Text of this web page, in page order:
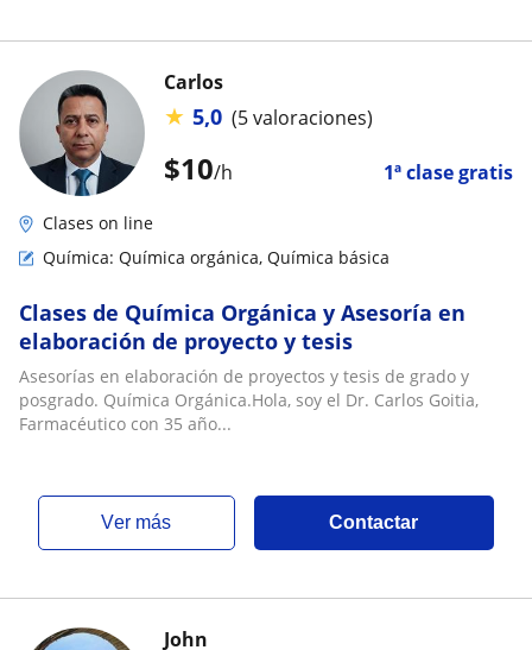
$10/h 1ª clase gratis
Carlos
★ 5,0 (5 valoraciones)
Clases on line
Química: Química orgánica, Química básica
Clases de Química Orgánica y Asesoría en
elaboración de proyecto y tesis
Asesorías en elaboración de proyectos y tesis de grado y
posgrado. Química Orgánica.Hola, soy el Dr. Carlos Goitia,
Farmacéutico con 35 año...
ver más Contactar
John